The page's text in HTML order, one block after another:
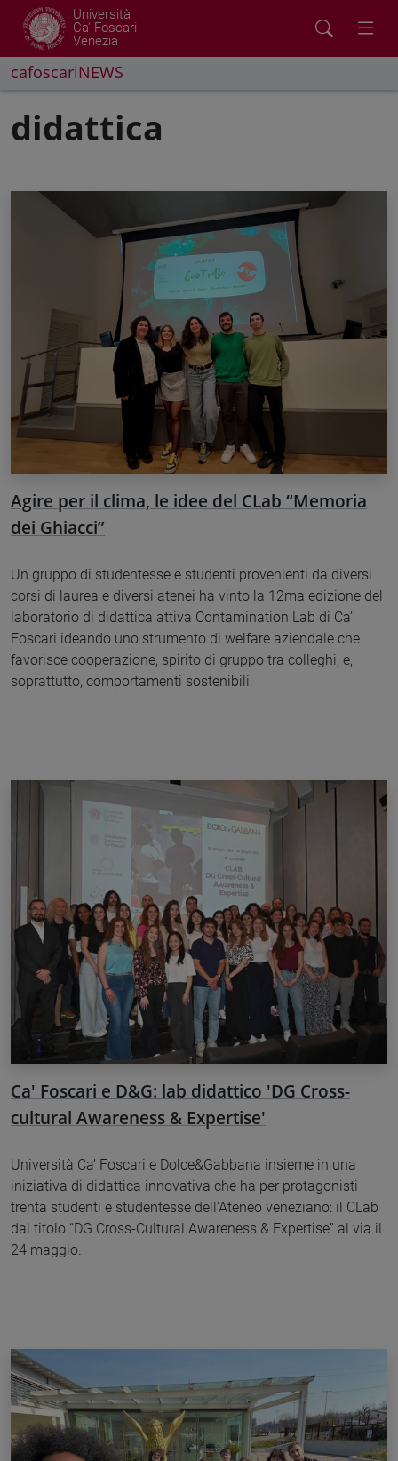
Università
Ca' Foscari
Venezia
cafoscariNEWS
didattica
Agire per il clima, le idee del CLab “Memoria
dei Ghiacci”
Un gruppo di studentesse e studenti provenienti da diversi
corsi di laurea e diversi atenei ha vinto la 12ma edizione del
laboratorio di didattica attiva Contamination Lab di Ca’
Foscari ideando uno strumento di welfare aziendale che
favorisce cooperazione, spirito di gruppo tra colleghi, e,
soprattutto, comportamenti sostenibili.
Ca' Foscari e D&G: lab didattico 'DG Cross-
cultural Awareness & Expertise'
Università Ca’ Foscari e Dolce&Gabbana insieme in una
iniziativa di didattica innovativa che ha per protagonisti
trenta studenti e studentesse dell'Ateneo veneziano: il CLab
dal titolo “DG Cross-Cultural Awareness & Expertise” al via il
24 maggio.